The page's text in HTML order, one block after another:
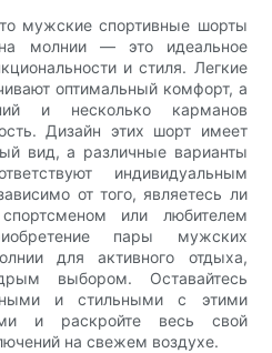
мужские спортивные шорты
молнии — это идеальное
и стиля. Легкие
оптимальный комфорт, а
и несколько карманов
Дизайн этих шорт имеет
вид, а различные варианты
индивидуальным
от того, являетесь ли
или любителем
пары мужских
для активного отдыха,
выбором. Оставайтесь
и стильными с этими
и раскройте весь свой
на свежем воздухе.